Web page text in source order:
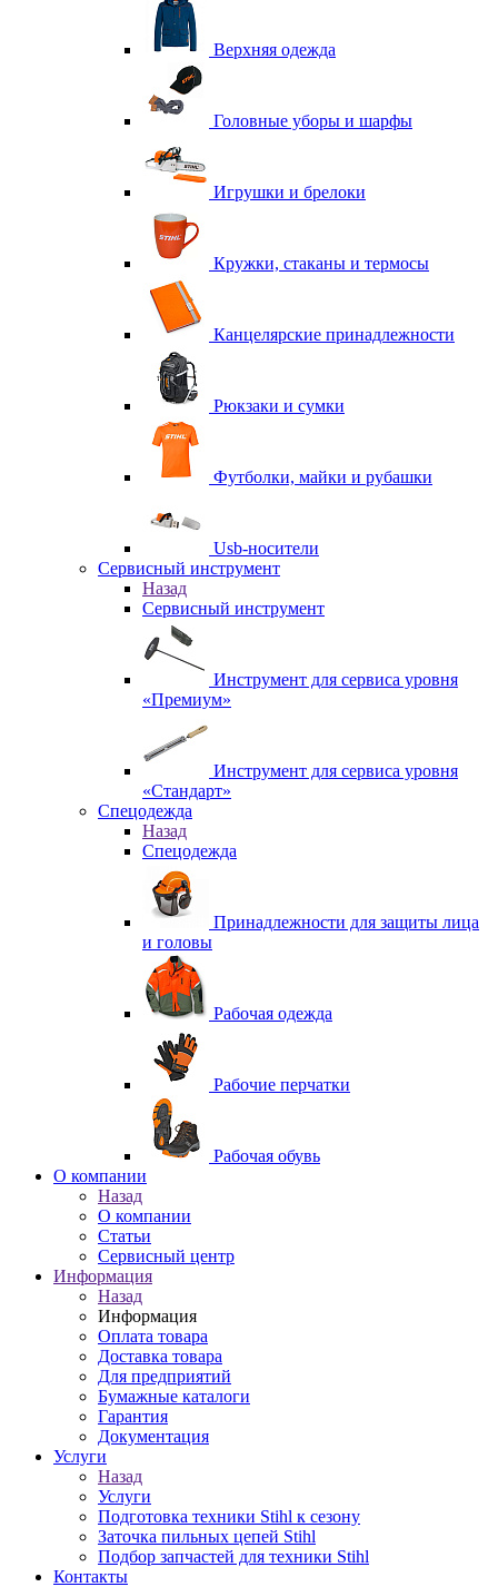
Верхняя одежда
Головные уборы и шарфы
Игрушки и брелоки
Кружки, стаканы и термосы
Канцелярские принадлежности
Рюкзаки и сумки
Футболки, майки и рубашки
Usb-носители
Сервисный инструмент
Назад
Сервисный инструмент
Инструмент для сервиса уровня
«Премиум»
Инструмент для сервиса уровня
«Стандарт»
Спецодежда
Назад
Спецодежда
Принадлежности для защиты лица
и головы
Рабочая одежда
Рабочие перчатки
Рабочая обувь
O компании
Назад
O компании
Статьи
Сервисный центр
Информация
Назад
Информация
Оплата товара
Доставка товара
Для предприятий
Бумажные каталоги
Гарантия
Документация
Услуги
Назад
Услуги
Подготовка техники Stihl к сезону
Заточка пильных цепей Stihl
Подбор запчастей для техники Stihl
Контакты